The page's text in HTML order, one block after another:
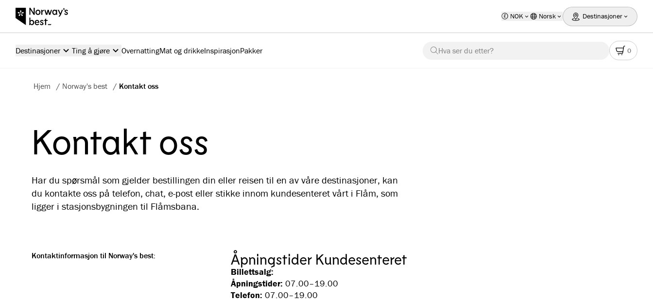
NOK Norsk Destinasjoner
Destinasjoner Ting å gjøre OvernattingMat og drikkeInspirasjonPakker Hva ser du etter? 0
Hjem / Norway's best / Kontakt oss
Kontakt oss
Har du spørsmål som gjelder bestillingen din eller reisen til en av våre destinasjoner, kan
du kontakte oss på telefon, chat, e-post eller stikke innom kundesenteret vårt i Flåm, som
ligger i stasjonsbygningen til Flåmsbana.
Kontaktinformasjon til Norway's best: Åpningstider Kundesenteret
Billettsalg:
Åpningstider: 07.00–19.00
Telefon: 07.00–19.00